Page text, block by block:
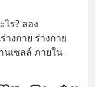
ไร? ลอง
างกาย ร่างกาย
นเซลล์ ภายใน